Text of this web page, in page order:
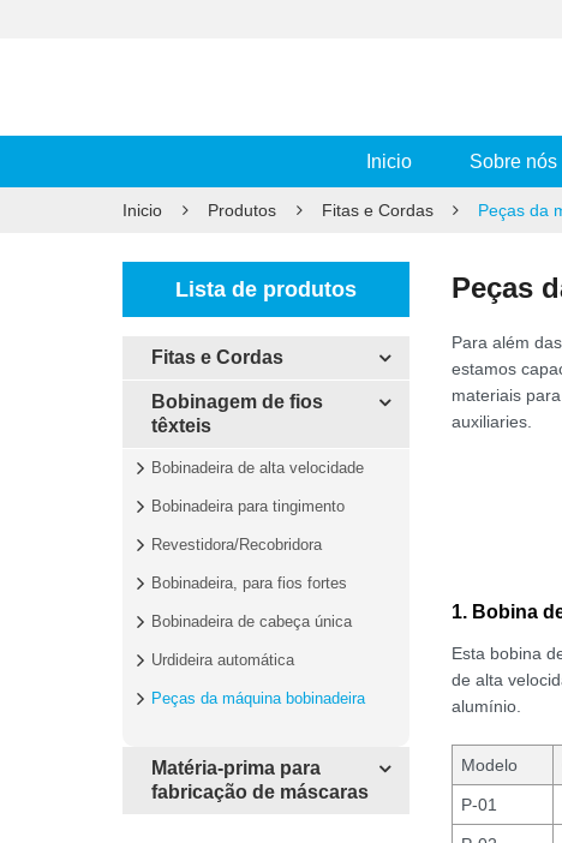
Inicio Sobre nós
Inicio Produtos Fitas e Cordas Peças da
Peças
Para além
estamos
materiais
auxiliaries.
1. Bobina
Esta bobina
de alta
alumínio.
Modelo
P-01
Lista de produtos
Fitas e Cordas
Bobinagem de fios
têxteis
Bobinadeira de alta velocidade
Bobinadeira para tingimento
Revestidora/Recobridora
Bobinadeira, para fios fortes
Bobinadeira de cabeça única
Urdideira automática
Peças da máquina bobinadeira
Matéria-prima para
fabricação de máscaras